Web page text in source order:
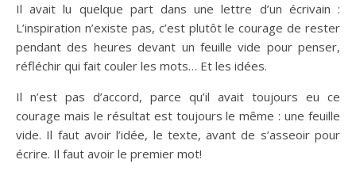
Il avait lu quelque part dans une lettre d’un écrivain :
L’inspiration n’existe pas, c’est plutôt le courage de rester
pendant des heures devant un feuille vide pour penser,
réfléchir qui fait couler les mots… Et les idées.
Il n’est pas d’accord, parce qu’il avait toujours eu ce
courage mais le résultat est toujours le même : une feuille
vide. Il faut avoir l’idée, le texte, avant de s’asseoir pour
écrire. Il faut avoir le premier mot!